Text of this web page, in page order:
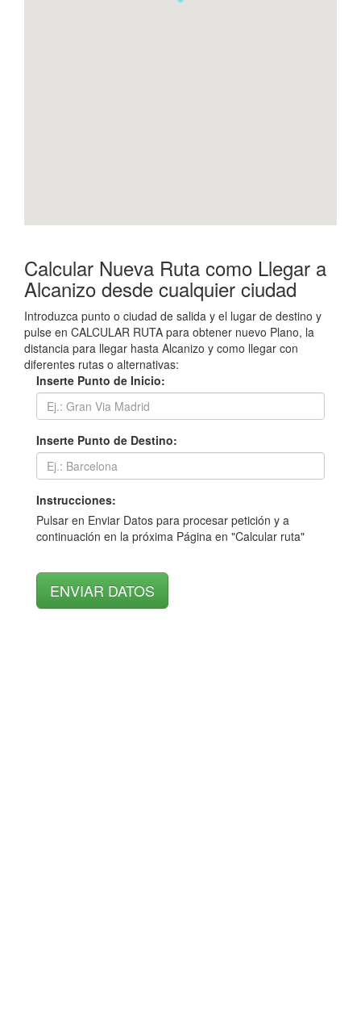
Calcular Nueva Ruta como Llegar a
Alcanizo desde cualquier ciudad
Introduzca punto o ciudad de salida y el lugar de destino y
pulse en CALCULAR RUTA para obtener nuevo Plano, la
distancia para llegar hasta Alcanizo y como llegar con
diferentes rutas o alternativas:
Inserte Punto de Inicio:
Inserte Punto de Destino:
Instrucciones:
Pulsar en Enviar Datos para procesar petición y a
continuación en la próxima Página en "Calcular ruta"